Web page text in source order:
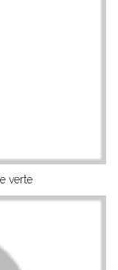
verte